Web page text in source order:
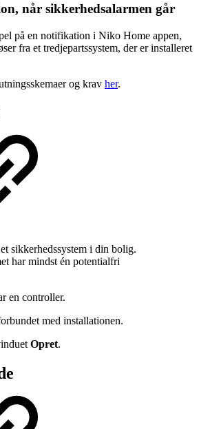
når sikkerhedsalarmen går
på en notifikation i Niko Home appen,
fra et tredjepartssystem, der er installeret
og krav her.
sikkerhedssystem i din bolig.
har mindst én potentialfri
en controller.
med installationen.
Opret.